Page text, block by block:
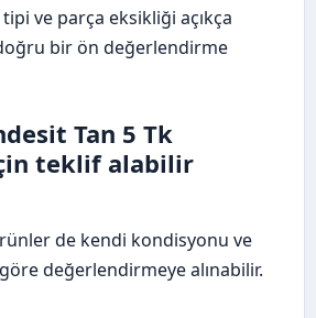
tipi ve parça eksikliği açıkça
bir ön değerlendirme
Tan 5 Tk
teklif alabilir
de kendi kondisyonu ve
değerlendirmeye alınabilir.